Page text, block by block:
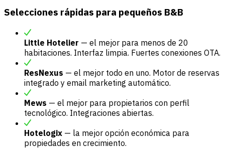
Selecciones rápidas para pequeños B&B
Little Hotelier — el mejor para menos de 20
habitaciones. Interfaz limpia. Fuertes conexiones OTA.
ResNexus — el mejor todo en uno. Motor de reservas
integrado y email marketing automático.
Mews — el mejor para propietarios con perfil
tecnológico. Integraciones abiertas.
Hotelogix — la mejor opción económica para
propiedades en crecimiento.